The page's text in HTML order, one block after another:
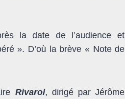
la date de l’audience et
». D’où la brève « Note de
Rivarol, dirigé par Jérôme